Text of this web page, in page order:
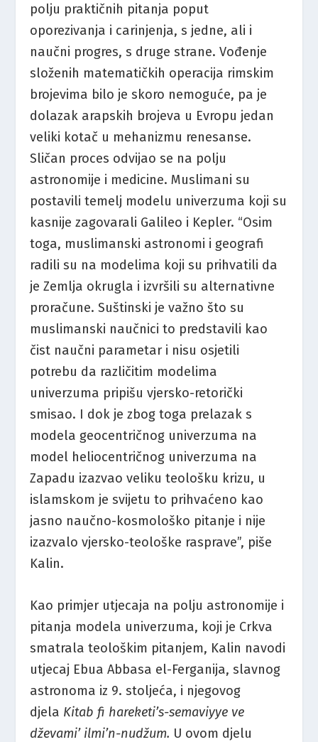
polju praktičnih pitanja poput
oporezivanja i carinjenja, s jedne, ali i
naučni progres, s druge strane. Vođenje
složenih matematičkih operacija rimskim
brojevima bilo je skoro nemoguće, pa je
dolazak arapskih brojeva u Evropu jedan
veliki kotač u mehanizmu renesanse.
Sličan proces odvijao se na polju
astronomije i medicine. Muslimani su
postavili temelj modelu univerzuma koji su
kasnije zagovarali Galileo i Kepler. “Osim
toga, muslimanski astronomi i geografi
radili su na modelima koji su prihvatili da
je Zemlja okrugla i izvršili su alternativne
proračune. Suštinski je važno što su
muslimanski naučnici to predstavili kao
čist naučni parametar i nisu osjetili
potrebu da različitim modelima
univerzuma pripišu vjersko-retorički
smisao. I dok je zbog toga prelazak s
modela geocentričnog univerzuma na
model heliocentričnog univerzuma na
Zapadu izazvao veliku teološku krizu, u
islamskom je svijetu to prihvaćeno kao
jasno naučno-kosmološko pitanje i nije
izazvalo vjersko-teološke rasprave”, piše
Kalin.
Kao primjer utjecaja na polju astronomije i
pitanja modela univerzuma, koji je Crkva
smatrala teološkim pitanjem, Kalin navodi
utjecaj Ebua Abbasa el-Ferganija, slavnog
astronoma iz 9. stoljeća, i njegovog
djela Kitab fi hareketi’s-semaviyye ve
dževami’ ilmi’n-nudžum. U ovom djelu